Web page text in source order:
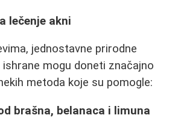
lečenje akni
jednostavne prirodne
mogu doneti značajno
metoda koje su pomogle:
brašna, belanaca i limuna